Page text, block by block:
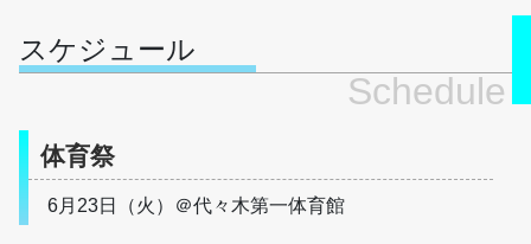
スケジュール
Schedule
体育祭
6月23日（火）＠代々木第一体育館